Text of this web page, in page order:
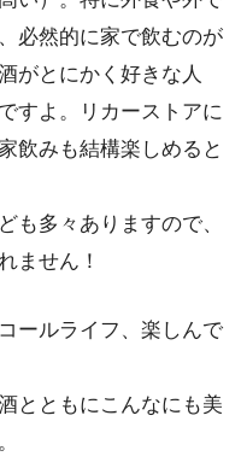
必然的に家で飲むのが
がとにかく好きな人
すよ。リカーストアに
飲みも結構楽しめると
も多々ありますので、
ません！
ールライフ、楽しんで
とともにこんなにも美